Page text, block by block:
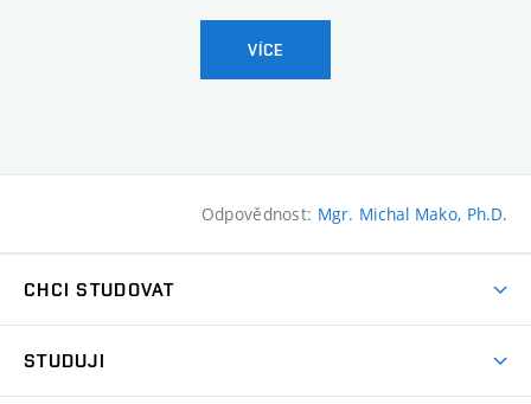
VÍCE
Odpovědnost: Mgr. Michal Mako, Ph.D.
CHCI STUDOVAT
STUDUJI